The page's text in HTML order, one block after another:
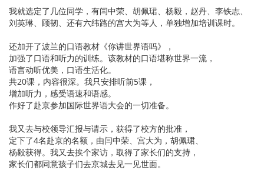
我就选定了几位同学，有闫中荣、胡佩珺、杨毅，赵丹、李铁志、
刘英琳、顾韧、还有六纬路的宫大为等人，单独增加培训课时。
还加开了波兰的口语教材《你讲世界语吗》，
加强了口语和听力的训练。该教材的口语堪称世界一流，
语言动听优美，口语生活化。
共20课，内容很深。我只安排听前5课，
增加听力，感受语速和语感。
作好了赴京参加国际世界语大会的一切准备。
我又去与校领导汇报与请示，获得了校方的批准，
定下了4名赴京的名额，由闫中荣、宫大为，胡佩珺、
杨毅获得。我又去挨个家访，取得了家长们的支持，
家长们都同意孩子们去京城去见一见世面。